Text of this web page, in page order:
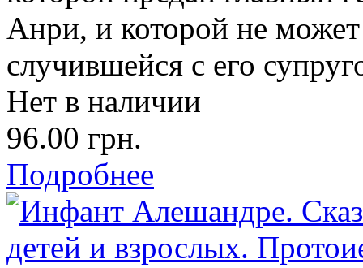
Анри, и которой не
случившейся с его
Нет в наличии
96.00 грн.
Подробнее